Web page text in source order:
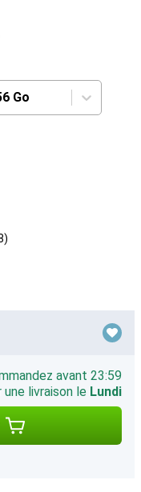
Go
avant 23:59
une livraison le Lundi